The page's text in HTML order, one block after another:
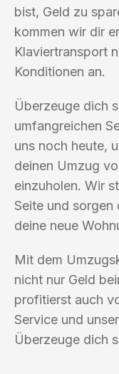
bist, Geld zu
kommen wir dir
Klaviertransport
Konditionen an.
Überzeuge dich
umfangreichen
uns noch heute,
deinen Umzug
einzuholen. Wir
Seite und sorgen
deine neue
Mit dem
nicht nur Geld
profitierst auch
Service und
Überzeuge dich